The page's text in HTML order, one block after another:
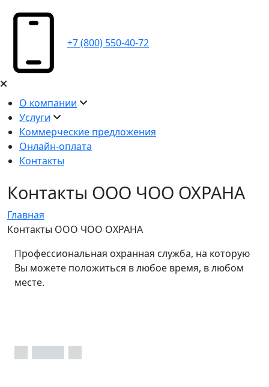
+7 (800) 550-40-72
О компании
Услуги
Коммерческие предложения
Онлайн-оплата
Контакты
Контакты ООО ЧОО ОХРАНА
Главная
Контакты ООО ЧОО ОХРАНА
Профессиональная охранная служба, на которую
Вы можете положиться в любое время, в любом
месте.